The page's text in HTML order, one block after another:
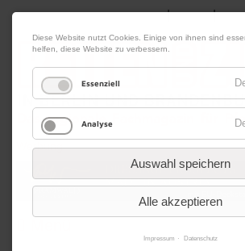
06. August 2026 Impressum|Kontakt|
Werbung
Diese Website nutzt Cookies. Einige von ihnen sind
helfen, diese Website zu verbessern.
Essenziell
Analyse
Auswahl speichern
Alle akzeptieren
Impressum Datenschutz